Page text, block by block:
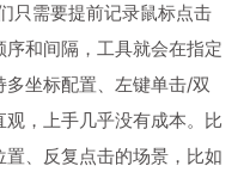
只需要提前记录鼠标点击
和间隔，工具就会在指定
坐标配置、左键单击/双
，上手几乎没有成本。比
、反复点击的场景，比如